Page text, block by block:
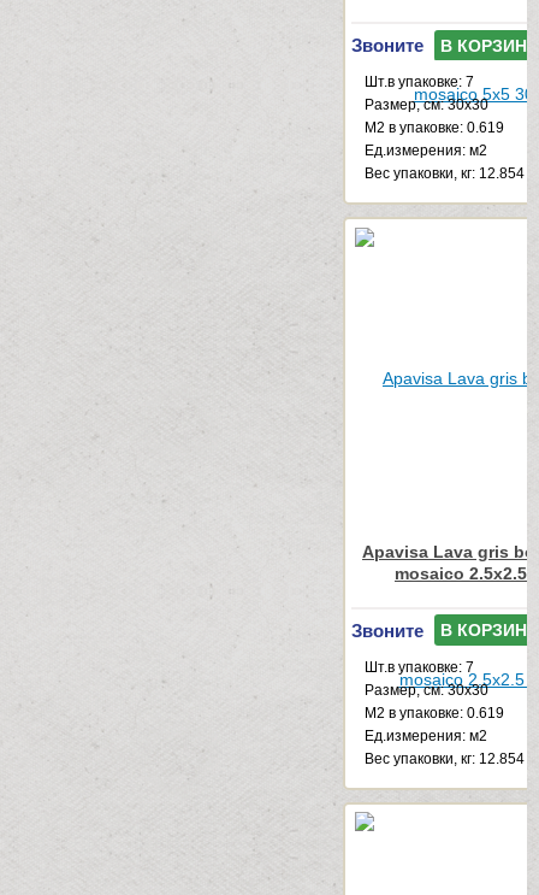
Звоните В КОРЗИНУ
Шт.в упаковке: 7
Размер, см: 30x30
М2 в упаковке: 0.619
Ед.измерения: м2
Веc упаковки, кг: 12.854
Apavisa Lava gris
mosaico 2.5x2.5
Звоните В КОРЗИНУ
Шт.в упаковке: 7
Размер, см: 30x30
М2 в упаковке: 0.619
Ед.измерения: м2
Веc упаковки, кг: 12.854